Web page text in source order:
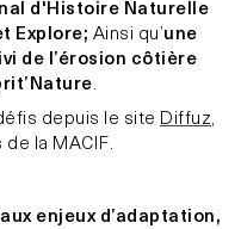
d'Histoire Naturelle
Explore; Ainsi qu’une
de l’érosion côtière
.
depuis le site Diffuz,
la MACIF.
enjeux d’adaptation,